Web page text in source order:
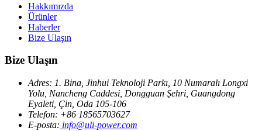
Hakkımızda
Ürünler
Haberler
Bize Ulaşın
Bize Ulaşın
Adres: 1. Bina, Jinhui Teknoloji Parkı, 10 Numaralı Longxi
Yolu, Nancheng Caddesi, Dongguan Şehri, Guangdong
Eyaleti, Çin, Oda 105-106
Telefon: +86 18565703627
E-posta: info@uli-power.com